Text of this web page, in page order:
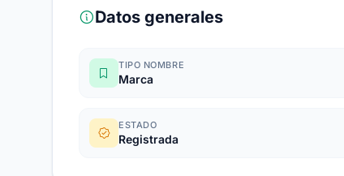
Datos generales
TIPO NOMBRE
Marca
ESTADO
Registrada